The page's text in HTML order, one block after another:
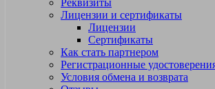
Реквизиты
Лицензии и сертификаты
Лицензии
Сертификаты
Как стать партнером
Регистрационные
Условия обмена и возврата